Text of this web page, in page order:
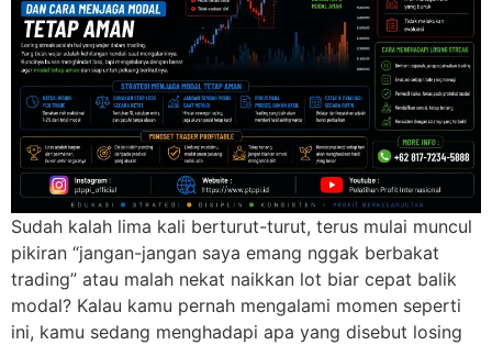
Sudah kalah lima kali berturut-turut, terus mulai muncul
pikiran “jangan-jangan saya emang nggak berbakat
trading” atau malah nekat naikkan lot biar cepat balik
modal? Kalau kamu pernah mengalami momen seperti
ini, kamu sedang menghadapi apa yang disebut losing